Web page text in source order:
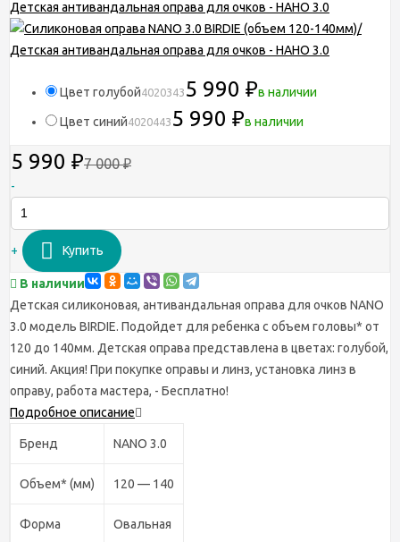
Цвет голубой4020343 5 990 ₽в наличии
Цвет синий4020443 5 990 ₽в наличии
5 990 ₽7 000₽
-
+ Купить
В наличии
Детская силиконовая, антивандальная оправа для очков NANO
3.0 модель BIRDIE. Подойдет для ребенка с объем головы* от
120 до 140мм. Детская оправа представлена в цветах: голубой,
синий. Акция! При покупке оправы и линз, установка линз в
оправу, работа мастера, - Бесплатно!
Подробное описание
Бренд NANO 3.0
Объем* (мм) 120 — 140
Форма Овальная